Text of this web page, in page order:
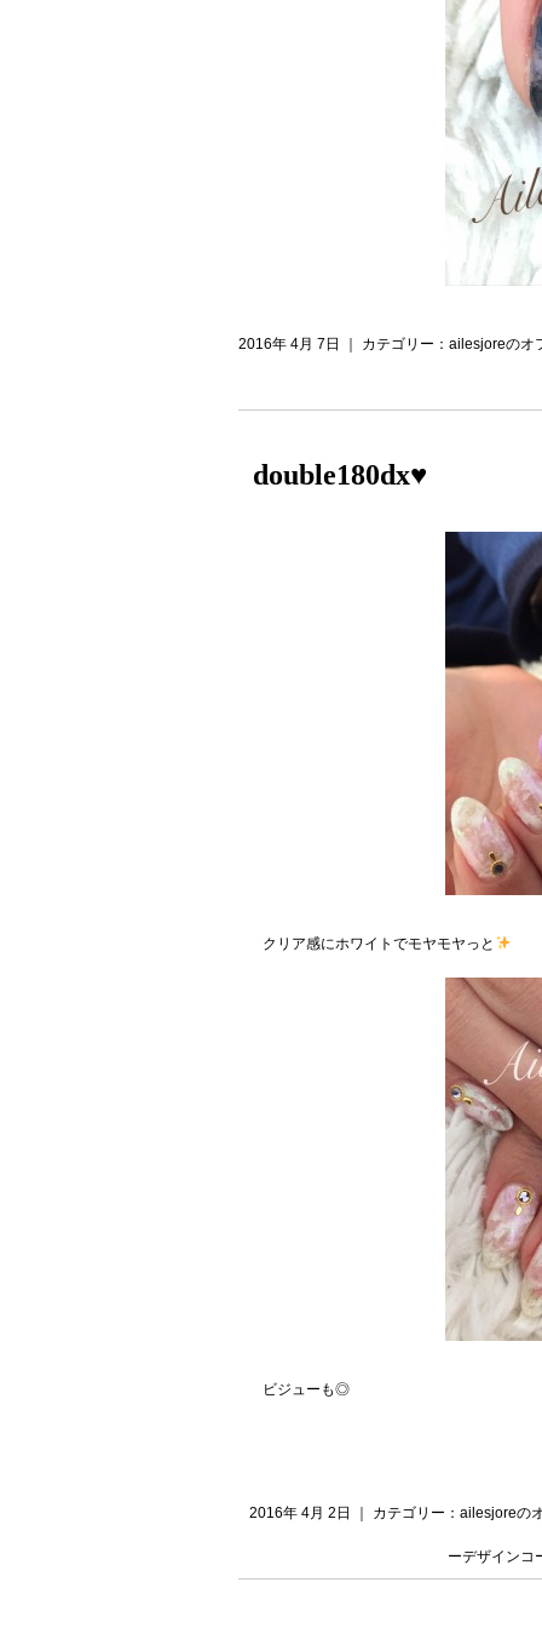
2016年 4月 7日 ｜ カテゴリー： ailesjoreのオ
double180dx♥️
クリア感にホワイトでモヤモヤっと
ビジューも◎
2016年 4月 2日 ｜ カテゴリー： ailesjoreの
ーデザインコ